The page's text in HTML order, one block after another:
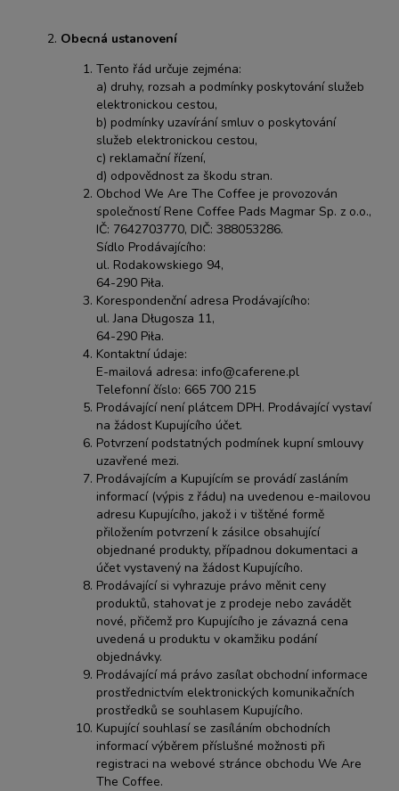
Obecná ustanovení
Tento řád určuje zejména:
a) druhy, rozsah a podmínky poskytování služeb
elektronickou cestou,
b) podmínky uzavírání smluv o poskytování
služeb elektronickou cestou,
c) reklamační řízení,
d) odpovědnost za škodu stran.
Obchod We Are The Coffee je provozován
společností Rene Coffee Pads Magmar Sp. z o.o.,
IČ: 7642703770, DIČ: 388053286.
Sídlo Prodávajícího:
ul. Rodakowskiego 94,
64-290 Piła.
Korespondenční adresa Prodávajícího:
ul. Jana Długosza 11,
64-290 Piła.
Kontaktní údaje:
E-mailová adresa: info@caferene.pl
Telefonní číslo: 665 700 215
Prodávající není plátcem DPH. Prodávající vystaví
na žádost Kupujícího účet.
Potvrzení podstatných podmínek kupní smlouvy
uzavřené mezi.
Prodávajícím a Kupujícím se provádí zasláním
informací (výpis z řádu) na uvedenou e-mailovou
adresu Kupujícího, jakož i v tištěné formě
přiložením potvrzení k zásilce obsahující
objednané produkty, případnou dokumentaci a
účet vystavený na žádost Kupujícího.
Prodávající si vyhrazuje právo měnit ceny
produktů, stahovat je z prodeje nebo zavádět
nové, přičemž pro Kupujícího je závazná cena
uvedená u produktu v okamžiku podání
objednávky.
Prodávající má právo zasílat obchodní informace
prostřednictvím elektronických komunikačních
prostředků se souhlasem Kupujícího.
Kupující souhlasí se zasíláním obchodních
informací výběrem příslušné možnosti při
registraci na webové stránce obchodu We Are
The Coffee.